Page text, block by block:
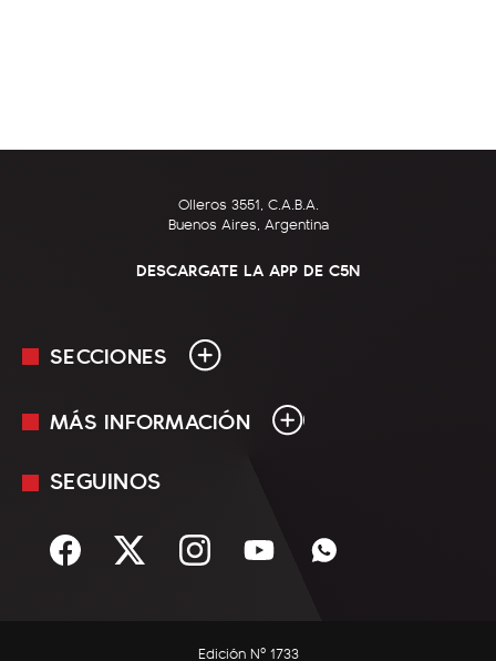
Olleros 3551, C.A.B.A.
Buenos Aires, Argentina
DESCARGATE LA APP DE C5N
SECCIONES
En Vivo
Sociedad
MÁS INFORMACIÓN
Mediakit
Términos y condiciones
SEGUINOS
Edición Nº 1733